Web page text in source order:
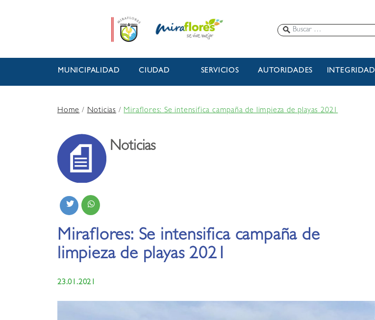
MUNICIPALIDAD CIUDAD SERVICIOS AUTORIDADES INTEGRIDAD
Home/Noticias /Miraflores: Se intensifica campaña de limpieza de playas 2021
Noticias
Miraflores: Se intensifica campaña de
limpieza de playas 2021
23.01.2021